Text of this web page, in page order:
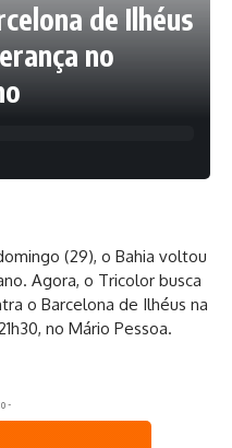
de Ilhéus
no
(29), o Bahia voltou
Agora, o Tricolor busca
o Barcelona de Ilhéus na
no Mário Pessoa.
-